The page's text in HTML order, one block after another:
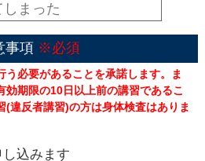
事項 ※必須
う必要があることを承諾します。ま
効期限の10日以上前の講習であるこ
(違反者講習)の方は身体検査はありま
し込みます